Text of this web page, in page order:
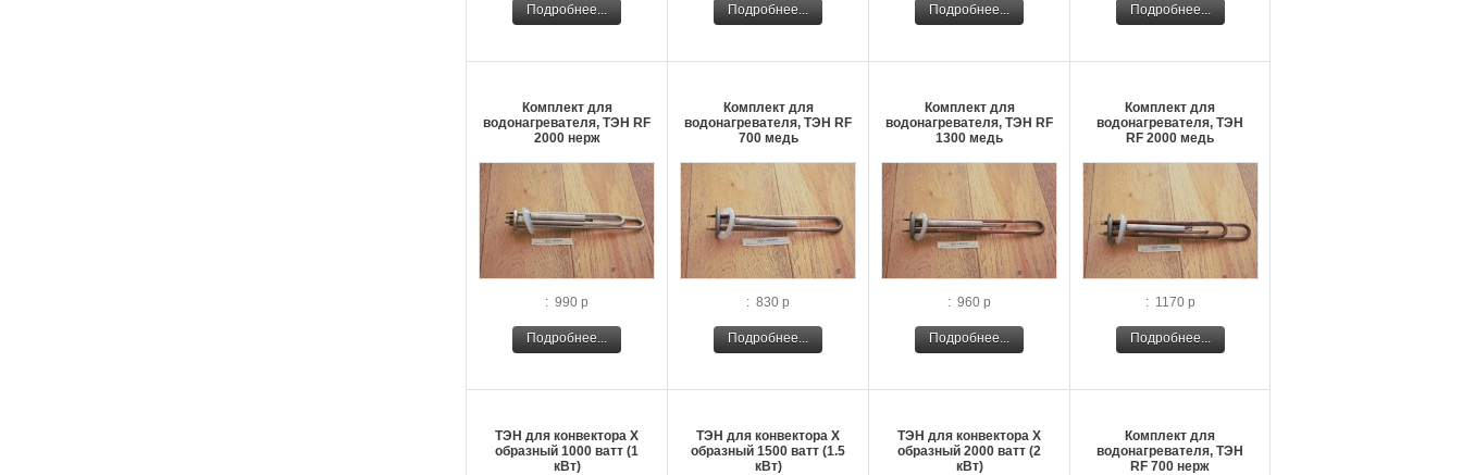
Подробнее... Подробнее... Подробнее... Подробнее...
Комплект для
водонагревателя, ТЭН RF
2000 нерж
: 990 р
Подробнее...
Комплект для
водонагревателя, ТЭН RF
700 медь
: 830 р
Подробнее...
Комплект для
водонагревателя, ТЭН RF
1300 медь
: 960 р
Подробнее...
Комплект для
водонагревателя, ТЭН
RF 2000 медь
: 1170 р
Подробнее...
ТЭН для конвектора Х
образный 1000 ватт (1
кВт)
ТЭН для конвектора Х
образный 1500 ватт (1.5
кВт)
ТЭН для конвектора Х
образный 2000 ватт (2
кВт)
Комплект для
водонагревателя, ТЭН
RF 700 нерж